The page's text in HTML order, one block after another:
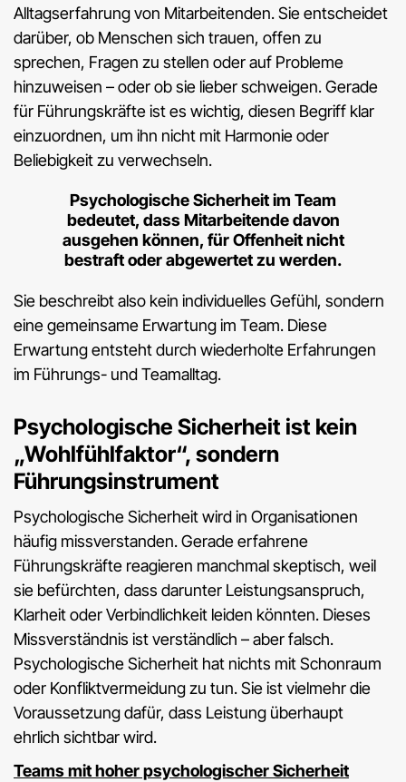
Alltagserfahrung von Mitarbeitenden. Sie entscheidet
darüber, ob Menschen sich trauen, offen zu
sprechen, Fragen zu stellen oder auf Probleme
hinzuweisen – oder ob sie lieber schweigen. Gerade
für Führungskräfte ist es wichtig, diesen Begriff klar
einzuordnen, um ihn nicht mit Harmonie oder
Beliebigkeit zu verwechseln.
Psychologische Sicherheit im Team
bedeutet, dass Mitarbeitende davon
ausgehen können, für Offenheit nicht
bestraft oder abgewertet zu werden.
Sie beschreibt also kein individuelles Gefühl, sondern
eine gemeinsame Erwartung im Team. Diese
Erwartung entsteht durch wiederholte Erfahrungen
im Führungs- und Teamalltag.
Psychologische Sicherheit ist kein
„Wohlfühlfaktor“, sondern
Führungsinstrument
Psychologische Sicherheit wird in Organisationen
häufig missverstanden. Gerade erfahrene
Führungskräfte reagieren manchmal skeptisch, weil
sie befürchten, dass darunter Leistungsanspruch,
Klarheit oder Verbindlichkeit leiden könnten. Dieses
Missverständnis ist verständlich – aber falsch.
Psychologische Sicherheit hat nichts mit Schonraum
oder Konfliktvermeidung zu tun. Sie ist vielmehr die
Voraussetzung dafür, dass Leistung überhaupt
ehrlich sichtbar wird.
Teams mit hoher psychologischer Sicherheit